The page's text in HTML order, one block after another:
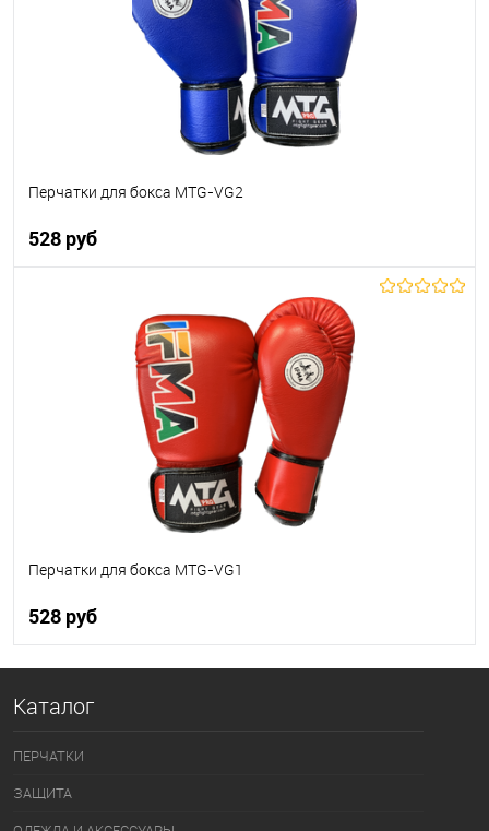
Перчатки для бокса MTG-VG2
528 руб
В корзину
В наличии
Перчатки для бокса MTG-VG1
528 руб
Каталог
ПЕРЧАТКИ
ЗАЩИТА